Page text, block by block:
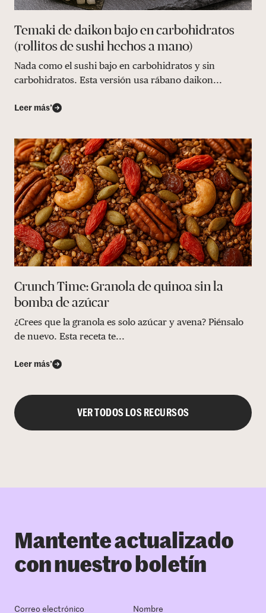
Temaki de daikon bajo en carbohidratos
(rollitos de sushi hechos a mano)
Nada como el sushi bajo en carbohidratos y sin
carbohidratos. Esta versión usa rábano daikon...
Leer más’
Crunch Time: Granola de quinoa sin la
bomba de azúcar
¿Crees que la granola es solo azúcar y avena? Piénsalo
de nuevo. Esta receta te...
Leer más’
VER TODOS LOS RECURSOS
Mantente actualizado
con nuestro boletín